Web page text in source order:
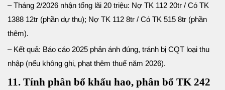
– Tháng 2/2026 nhận tổng lãi 20 triệu: Nợ TK 112 20tr / Có TK
1388 12tr (phần dự thu); Nợ TK 112 8tr / Có TK 515 8tr (phần
thêm).
– Kết quả: Báo cáo 2025 phản ánh đúng, tránh bị CQT loại thu
nhập (nếu không ghi, phạt thêm thuế năm 2026).
11. Tính phân bổ khấu hao, phân bổ TK 242